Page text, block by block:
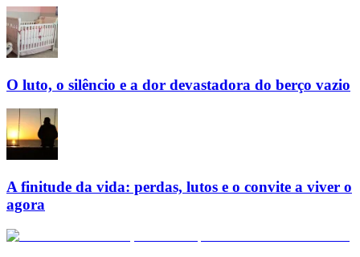
O luto, o silêncio e a dor devastadora do berço vazio
A finitude da vida: perdas, lutos e o convite a viver o
agora